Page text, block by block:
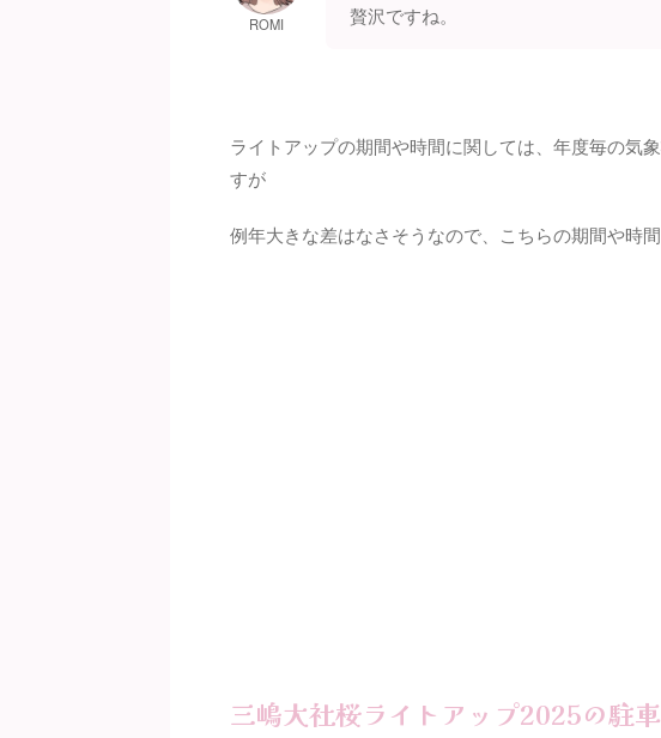
ROMI
贅沢ですね。
ライトアップの期間や時間に関しては、年度毎の気
すが
例年大きな差はなさそうなので、こちらの期間や時
三嶋大社桜ライトアップ2025の駐